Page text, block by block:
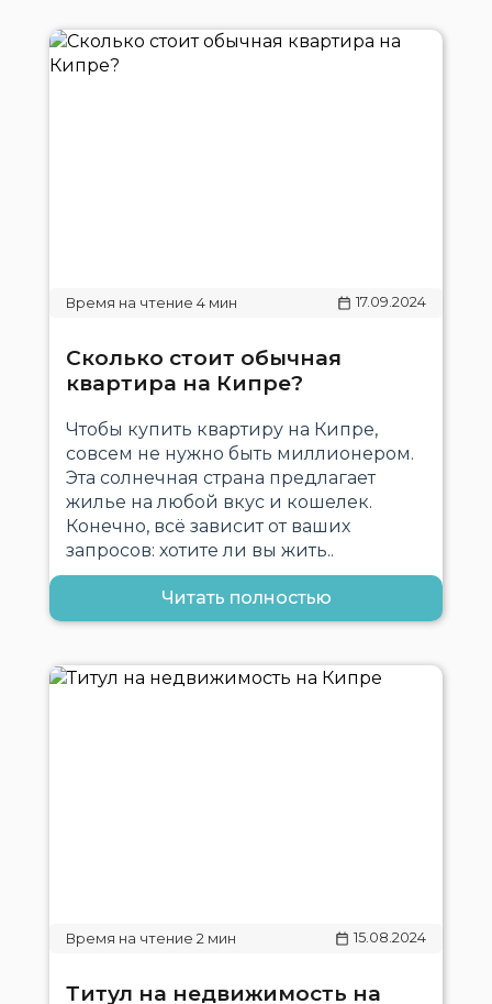
17.09.2024
Сколько стоит обычная
квартира на Кипре?
Чтобы купить квартиру на Кипре,
совсем не нужно быть миллионером.
Эта солнечная страна предлагает
жилье на любой вкус и кошелек.
Конечно, всё зависит от ваших
запросов: хотите ли вы жить..
Читать полностью
15.08.2024
Титул на недвижимость на